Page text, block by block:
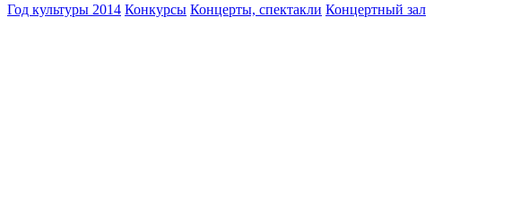
Год культуры 2014 Конкурсы Концерты, спектакли Концертный зал